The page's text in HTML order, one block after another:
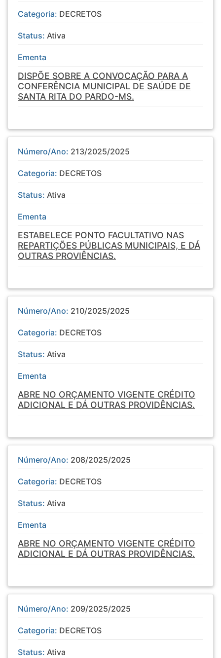
Categoria: DECRETOS
Status: Ativa
Ementa
DISPÕE SOBRE A CONVOCAÇÃO PARA A
CONFERÊNCIA MUNICIPAL DE SAÚDE DE
SANTA RITA DO PARDO-MS.
Número/Ano: 213/2025/2025
Categoria: DECRETOS
Status: Ativa
Ementa
ESTABELECE PONTO FACULTATIVO NAS
REPARTIÇÕES PÚBLICAS MUNICIPAIS, E DÁ
OUTRAS PROVIÊNCIAS.
Número/Ano: 210/2025/2025
Categoria: DECRETOS
Status: Ativa
Ementa
ABRE NO ORÇAMENTO VIGENTE CRÉDITO
ADICIONAL E DÁ OUTRAS PROVIDÊNCIAS.
Número/Ano: 208/2025/2025
Categoria: DECRETOS
Status: Ativa
Ementa
ABRE NO ORÇAMENTO VIGENTE CRÉDITO
ADICIONAL E DÁ OUTRAS PROVIDÊNCIAS.
Número/Ano: 209/2025/2025
Categoria: DECRETOS
Status: Ativa